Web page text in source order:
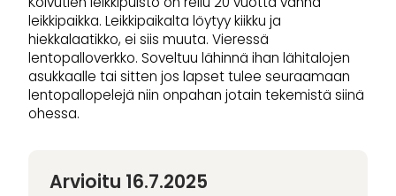
leikkipaikka. Leikkipaikalta löytyy kiikku ja
hiekkalaatikko, ei siis muuta. Vieressä
lentopalloverkko. Soveltuu lähinnä ihan lähitalojen
asukkaalle tai sitten jos lapset tulee seuraamaan
lentopallopelejä niin onpahan jotain tekemistä siinä
ohessa.
Arvioitu 16.7.2025